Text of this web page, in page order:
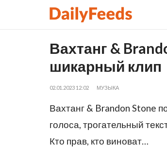
Вахтанг &
шикарный клип
02.01.2023 12:02 МУЗЫКА
Вахтанг & Brandon Stone
голоса, трогательный
Кто прав, кто виноват…